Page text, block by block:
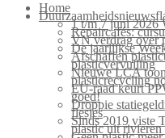
Home
1 t/m 7 juni 2026
Repaircafés:
VN verdrag over
De jaarlijkse
Afschaffen
plasticvervuiling
Nieuwe LCA
plasticrecycling
EU-raad keurt
goed!
Droppie
flesjes
Sinds 2019 viste
plastic uit rivieren